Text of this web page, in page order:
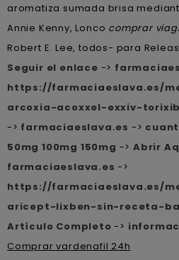
aromatiza sumada brisa
Annie Kenny, Lonco comprar
Robert E. Lee, todos- para
Seguir el enlace ->
https://farmaciaeslava.es/
arcoxia-acoxxel-exxiv-
-> farmaciaeslava.es ->
50mg 100mg 150mg ->Abrir
farmaciaeslava.es ->
https://farmaciaeslava.es/
aricept-lixben-sin-receta-
Artículo Completo ->
Comprar vardenafil 24h